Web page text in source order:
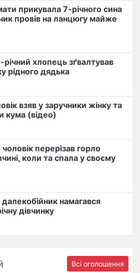
прикувала 7-річного сина
провів на ланцюгу майже
річний хлопець​ ️зґвалтував
рідного дядька
взяв у заручники жінку та
кума (відео)
перерізав горло
коли та спала у своєму
намагався
дівчинку
Всі оголошення